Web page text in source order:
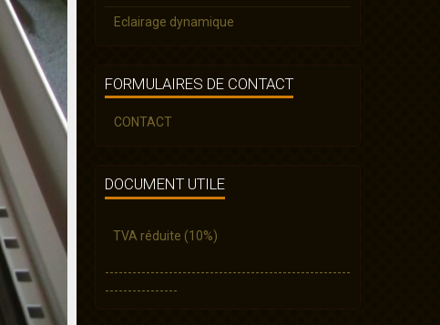
Eclairage dynamique
FORMULAIRES DE CONTACT
CONTACT
DOCUMENT UTILE
TVA réduite (10%)
------------------------------------------------------
----------------